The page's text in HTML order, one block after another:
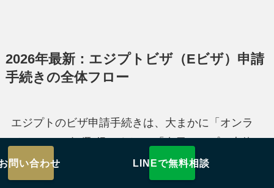
2026年最新：エジプトビザ（Eビザ）申請
手続きの全体フロー
エジプトのビザ申請手続きは、大まかに「オンラ
インでのEビザ取得」または 「在日エジプト大使
館での申請」という二通りに分かれます。 ここで
は主要なEビザ申請の手順を中心に、必要に応じて
問い合わせ LINEで無料相談